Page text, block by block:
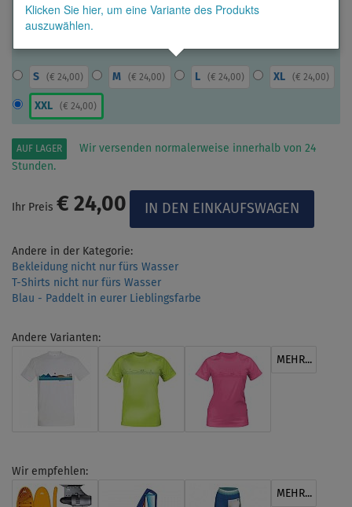
Klicken Sie hier, um eine Variante des Produkts
auszuwählen.
S ( € 24,00) M (€ 24,00) L ( € 24,00) XL ( € 24,00)
XXL ( € 24,00)
AUF LAGER
Wir versenden normalerweise innerhalb von 24
Stunden.
Ihr Preis € 24,00
Andere in der Kategorie:
Bekleidung nicht nur fürs Wasser
T-Shirts nicht nur fürs Wasser
Blau - Paddelt in eurer Lieblingsfarbe
Andere Varianten:
MEHR...
Wir empfehlen:
MEHR...